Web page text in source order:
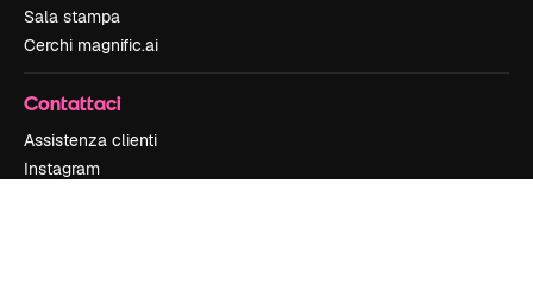
Sala stampa
Cerchi magnific.ai
Contattaci
Assistenza clienti
Instagram